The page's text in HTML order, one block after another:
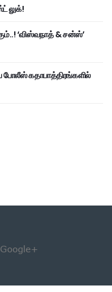
லுக்!
‘விஸ்வநாத் & சன்ஸ்’
போலீஸ் கதாபாத்திரங்களில்
Google+